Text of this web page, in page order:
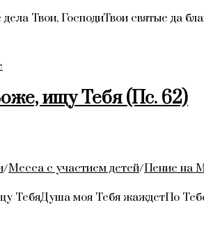
дела Твои, ГосподиТвои святые да
Тебя,
Господи
(Псалом
ищу Тебя (Пс. 62)
/Месса с участием детей/Пение на
ТебяДуша моя Тебя жаждетПо Тебе